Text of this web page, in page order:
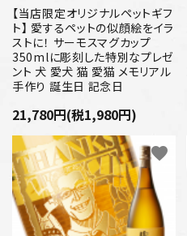
【当店限定オリジナルペットギフ
ト】 愛するペットの似顔絵をイラ
ストに！ サーモスマグカップ
350mlに彫刻した特別なプレゼ
ント 犬 愛犬 猫 愛猫 メモリアル
手作り 誕生日 記念日
21,780円(税1,980円)
favorite